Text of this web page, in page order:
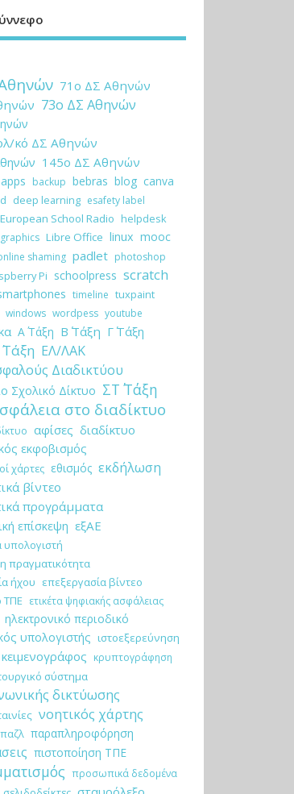
71ο ΔΣ Αθηνών
73ο ΔΣ Αθηνών
κό ΔΣ Αθηνών
145ο ΔΣ Αθηνών
apps backup bebras blog canva
deep learning esafety label
European School Radio helpdesk
Libre Office linux mooc
shaming padlet photoshop
Pi schoolpress scratch
timeline tuxpaint
windows wordpess youtube
Α΄ Τάξη Β΄ Τάξη Γ΄ Τάξη
Τάξη ΕΛ/ΛΑΚ
Διαδικτύου
Σχολικό Δίκτυο ΣΤ΄ Τάξη
στο διαδίκτυο
αφίσες διαδίκτυο
εκφοβισμός
χάρτες εθισμός εκδήλωση
βίντεο
προγράμματα
επίσκεψη εξΑΕ
υπολογιστή
πραγματικότητα
ήχου επεξεργασία βίντεο
ΤΠΕ ετικέτα ψηφιακής ασφάλειας
ηλεκτρονικό περιοδικό
υπολογιστής ιστοεξερεύνηση
κειμενογράφος κρυπτογράφηση
σύστημα
δικτύωσης
νοητικός χάρτης
παζλ παραπληροφόρηση
πιστοποίηση ΤΠΕ
προσωπικά δεδομένα